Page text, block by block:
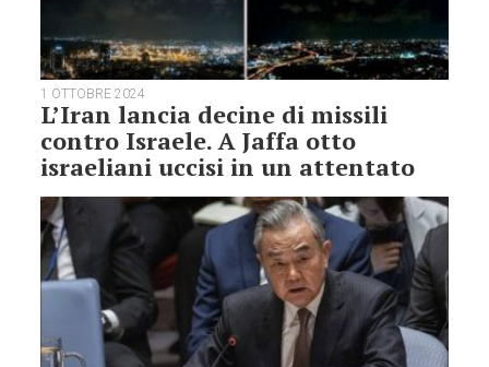
1 OTTOBRE 2024
L’Iran lancia decine di missili
contro Israele. A Jaffa otto
israeliani uccisi in un attentato